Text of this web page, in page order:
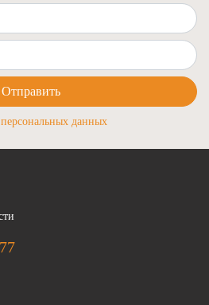
Отправить
данных